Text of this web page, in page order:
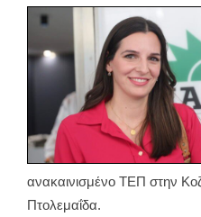
ανακαινισμένο ΤΕΠ στην
Πτολεμαΐδα.